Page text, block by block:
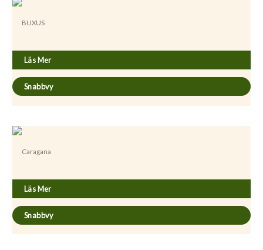
BUXUS
Läs Mer
Snabbvy
Caragana
Läs Mer
Snabbvy